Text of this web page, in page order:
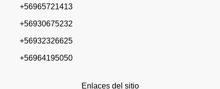
+56965721413
+56930675232
+56932326625
+56964195050
Enlaces del sitio